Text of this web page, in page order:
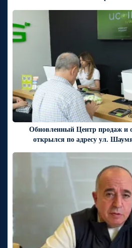
Обновленный Центр продаж и
открылся по адресу ул.